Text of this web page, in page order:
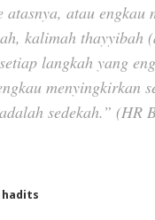
atasnya, atau engkau
kalimah thayyibah
langkah yang
menyingkirkan
adalah sedekah.” (HR
hadits